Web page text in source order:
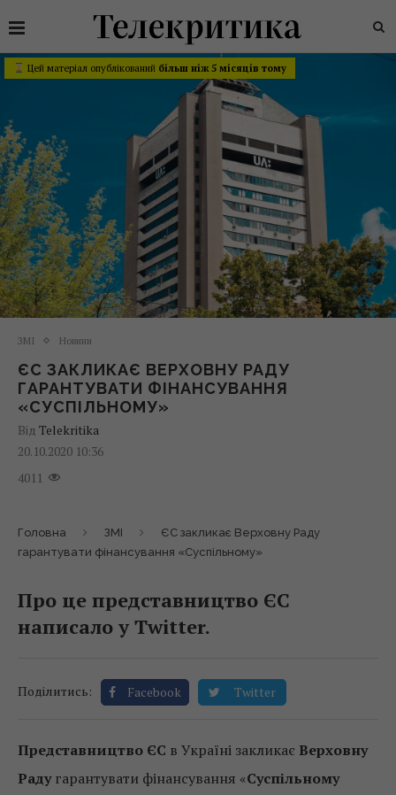
Цей матеріал опублікований більш ніж 5 місяців тому
ЗМІ Новини
ЄС ЗАКЛИКАЄ ВЕРХОВНУ РАДУ
ГАРАНТУВАТИ ФІНАНСУВАННЯ
«СУСПІЛЬНОМУ»
Від Telekritika
20.10.2020 10:36
4011
Головна ЗМІ
ЄС закликає Верховну Раду
гарантувати фінансування «Суспільному»
Про це представництво ЄС
написало у Twitter.
Поділитись: Facebook Twitter
Представництво ЄС в Україні закликає Верховну
Радугарантувати фінансування «Суспільному